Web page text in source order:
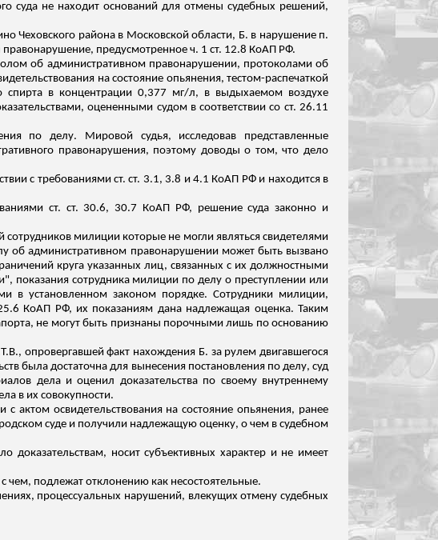
суда не находит оснований для отмены судебных решений,
Чеховского района в Московской области, Б. в нарушение п.
предусмотренное ч. 1 ст. 12.8 КоАП РФ.
об административном правонарушении, протоколами об
на состояние опьянения, тестом-распечаткой
спирта в концентрации 0,377 мг/л, в выдыхаемом воздухе
оцененными судом в соответствии со ст. 26.11
по делу. Мировой судья, исследовав представленные
правонарушения, поэтому доводы о том, что дело
с требованиями ст. ст. 3.1, 3.8 и 4.1 КоАП РФ и находится в
ст. ст. 30.6, 30.7 КоАП РФ, решение суда законно и
милиции которые не могли являться свидетелями
об административном правонарушении может быть вызвано
круга указанных лиц, связанных с их должностными
показания сотрудника милиции по делу о преступлении или
в установленном законом порядке. Сотрудники милиции,
КоАП РФ, их показаниям дана надлежащая оценка. Таким
не могут быть признаны порочными лишь по основанию
опровергавшей факт нахождения Б. за рулем двигавшегося
была достаточна для вынесения постановления по делу, суд
дела и оценил доказательства по своему внутреннему
в их совокупности.
с актом освидетельствования на состояние опьянения, ранее
суде и получили надлежащую оценку, о чем в судебном
доказательствам, носит субъективных характер и не имеет
подлежат отклонению как несостоятельные.
процессуальных нарушений, влекущих отмену судебных